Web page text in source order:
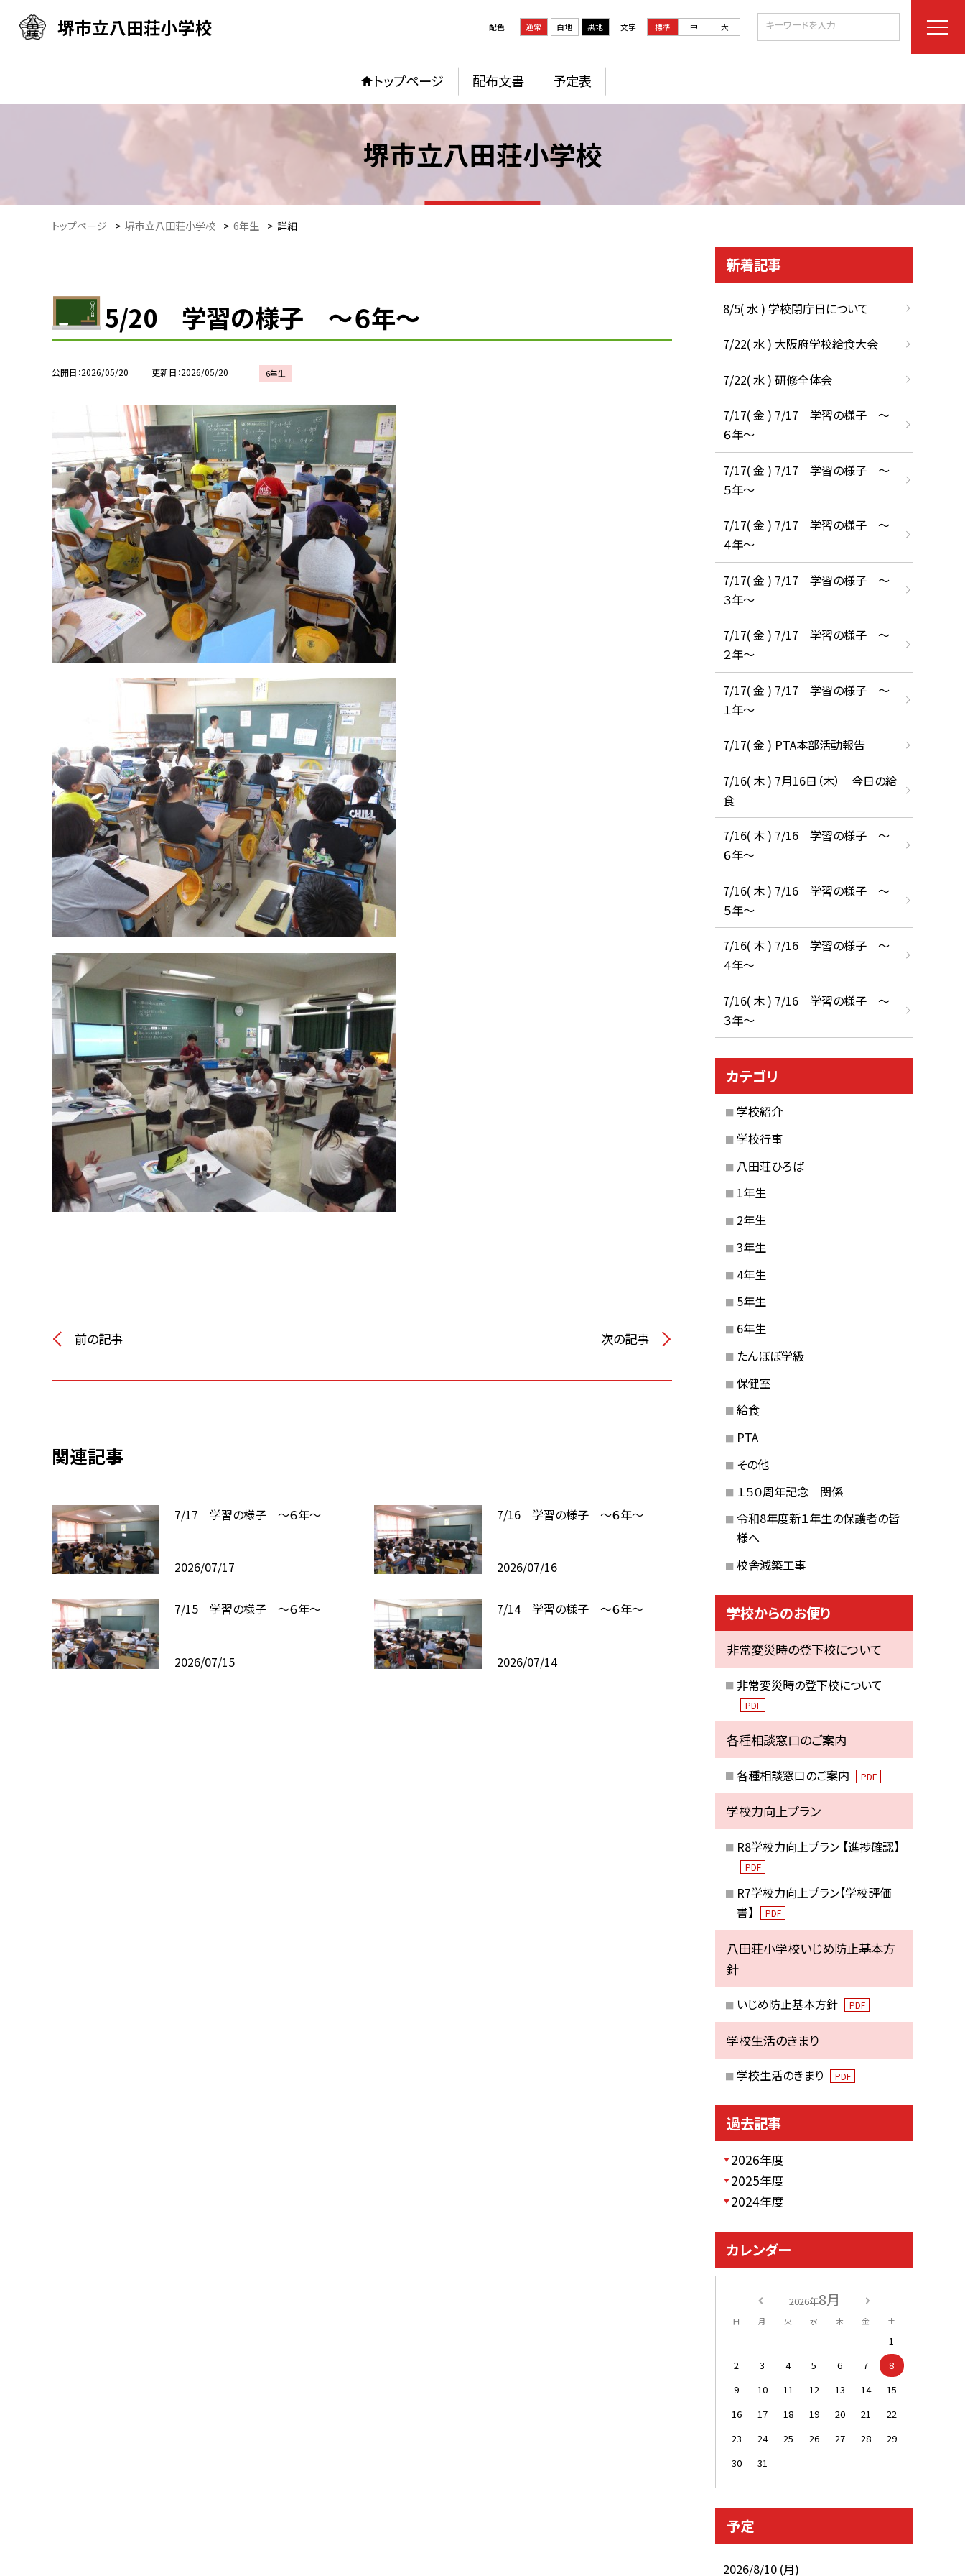
堺市立八田荘小学校 配色 通常 白地 黒地 文字 標準 中 大
トップページ 配布文書 予定表
堺市立八田荘小学校
トップページ > 堺市立八田荘小学校 > 6年生 > 詳細
5/20 学習の様子 ～６年～
公開日 2026/05/20 更新日 2026/05/20 6年生
前の記事 次の記事
関連記事
7/17 学習の様子 ～６年～
2026/07/17
7/16 学習の様子 ～６年～
2026/07/16
7/15 学習の様子 ～６年～
2026/07/15
7/14 学習の様子 ～６年～
2026/07/14
新着記事
8/5( 水 ) 学校閉庁日について
7/22( 水 ) 大阪府学校給食大会
7/22( 水 ) 研修全体会
7/17( 金 ) 7/17 学習の様子 ～
６年～
7/17( 金 ) 7/17 学習の様子 ～
５年～
7/17( 金 ) 7/17 学習の様子 ～
４年～
7/17( 金 ) 7/17 学習の様子 ～
３年～
7/17( 金 ) 7/17 学習の様子 ～
２年～
7/17( 金 ) 7/17 学習の様子 ～
１年～
7/17( 金 ) PTA本部活動報告
7/16( 木 ) 7月16日（木） 今日の給
食
7/16( 木 ) 7/16 学習の様子 ～
６年～
7/16( 木 ) 7/16 学習の様子 ～
５年～
7/16( 木 ) 7/16 学習の様子 ～
４年～
7/16( 木 ) 7/16 学習の様子 ～
３年～
カテゴリ
学校紹介
学校行事
八田荘ひろば
1年生
2年生
3年生
4年生
5年生
6年生
たんぽぽ学級
保健室
給食
PTA
その他
１５０周年記念 関係
令和8年度新１年生の保護者の皆
様へ
校舎減築工事
学校からのお便り
非常変災時の登下校について
非常変災時の登下校について
PDF
各種相談窓口のご案内
各種相談窓口のご案内 PDF
学校力向上プラン
R8学校力向上プラン 【進捗確認】
PDF
R7学校力向上プラン【学校評価
書】
PDF
八田荘小学校いじめ防止基本方
針
いじめ防止基本方針 PDF
学校生活のきまり
学校生活のきまり PDF
過去記事
2026年度
2025年度
2024年度
カレンダー
2026年8月
日 月 火 水 木 金 土
1
2
3 4 5 6 7
8
9
10 11 12 13 14
15
16
17 18 19 20 21
22
23
24 25 26 27 28
29
30
31
予定
2026/8/10 (月)